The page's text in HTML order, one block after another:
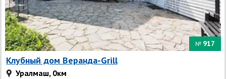
№ 917
Клубный дом Веранда-Grill
Уралмаш, 0км